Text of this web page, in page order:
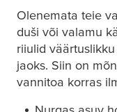
Olenemata teie
duši või valamu
riiulid
jaoks. Siin on
vannitoa korras